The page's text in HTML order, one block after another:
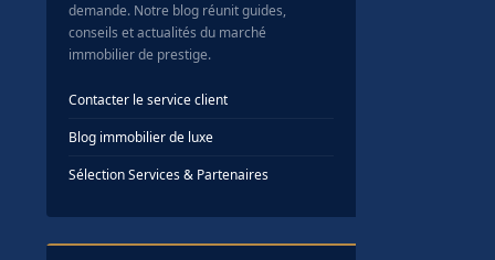
demande. Notre blog réunit guides,
conseils et actualités du marché
immobilier de prestige.
Contacter le service client
Blog immobilier de luxe
Sélection Services & Partenaires